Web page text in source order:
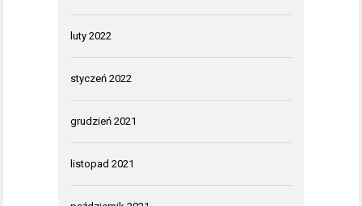
luty 2022
styczeń 2022
grudzień 2021
listopad 2021